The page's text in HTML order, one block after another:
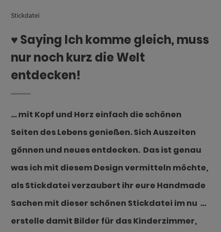
Stickdatei
♥ Saying Ich komme gleich, muss
nur noch kurz die Welt
entdecken!
… mit Kopf und Herz einfach die schönen
Seiten des Lebens genießen. Sich Auszeiten
gönnen und neues entdecken. Das ist genau
was ich mit diesem Design vermitteln möchte,
als Stickdatei verzaubert ihr eure Handmade
Sachen mit dieser schönen Stickdatei im nu …
erstelle damit Bilder für das Kinderzimmer,